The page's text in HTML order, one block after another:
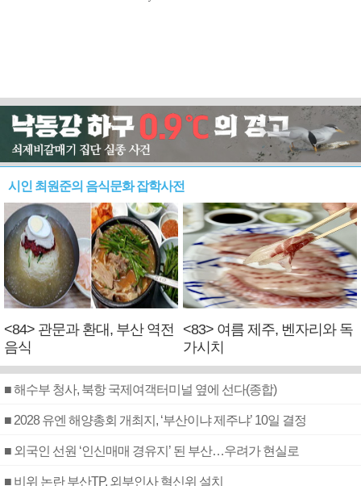
시인 최원준의 음식문화 잡학사전
<84> 관문과 환대, 부산 역전
음식
<83> 여름 제주, 벤자리와 독
가시치
■ 해수부 청사, 북항 국제여객터미널 옆에 선다(종합)
■ 2028 유엔 해양총회 개최지, ‘부산이냐 제주냐’ 10일 결정
■ 외국인 선원 ‘인신매매 경유지’ 된 부산…우려가 현실로
■ 비위 논란 부산TP, 외부인사 혁신위 설치